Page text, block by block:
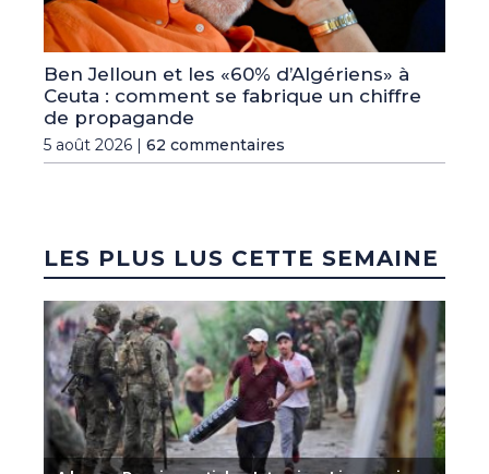
Ben Jelloun et les «60% d’Algériens» à
Ceuta : comment se fabrique un chiffre
de propagande
5 août 2026 | 62 commentaires
LES PLUS LUS CETTE SEMAINE